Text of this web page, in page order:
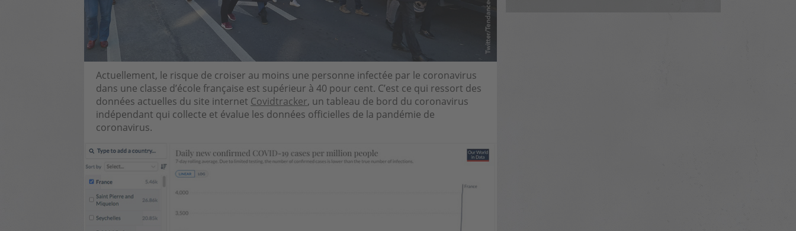
Actuellement, le risque de croiser au moins une personne infectée par le coronavirus
dans une classe d’école française est supérieur à 40 pour cent. C’est ce qui ressort des
données actuelles du site internet Covidtracker, un tableau de bord du coronavirus
indépendant qui collecte et évalue les données officielles de la pandémie de
coronavirus.